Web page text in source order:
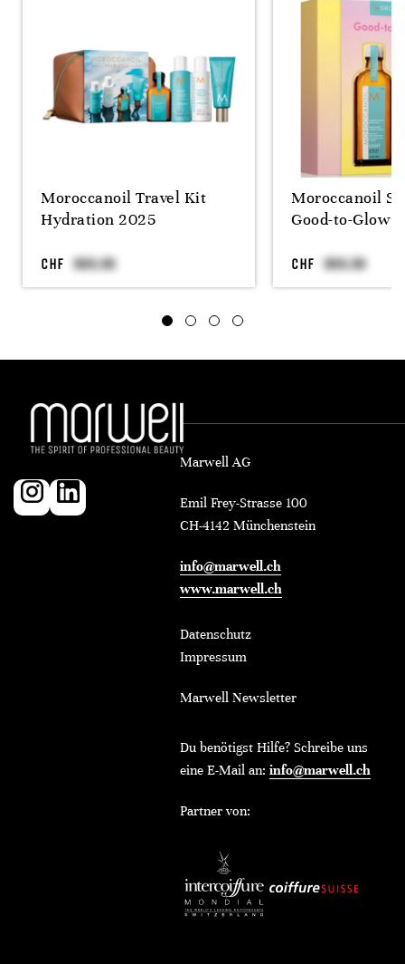
Moroccanoil Travel Kit
Hydration 2025
CHF
Moroccanoil
Good-to-Glow
CHF
Marwell AG
Emil Frey-Strasse 100
CH-4142 Münchenstein
info@marwell.ch
www.marwell.ch
Datenschutz
Impressum
Marwell Newsletter
Du benötigst Hilfe? Schreibe uns
eine E-Mail an: info@marwell.ch
Partner von: